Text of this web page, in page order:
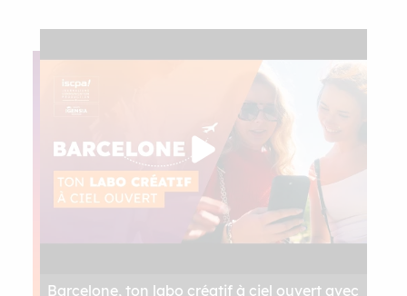
Barcelone, ton labo créatif à ciel ouvert avec